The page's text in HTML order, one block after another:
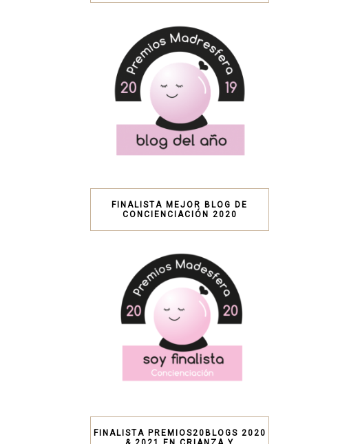
FINALISTA MEJOR BLOG DE
CONCIENCIACIÓN 2020
FINALISTA PREMIOS20BLOGS 2020